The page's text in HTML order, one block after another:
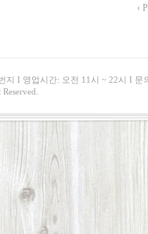
‹
지 I 영업시간: 오전 11시 ~ 22시 I 문